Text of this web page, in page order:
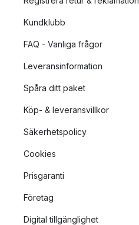
Kundklubb
FAQ - Vanliga frågor
Leveransinformation
Spåra ditt paket
Köp- & leveransvillkor
Säkerhetspolicy
Cookies
Prisgaranti
Företag
Digital tillgänglighet